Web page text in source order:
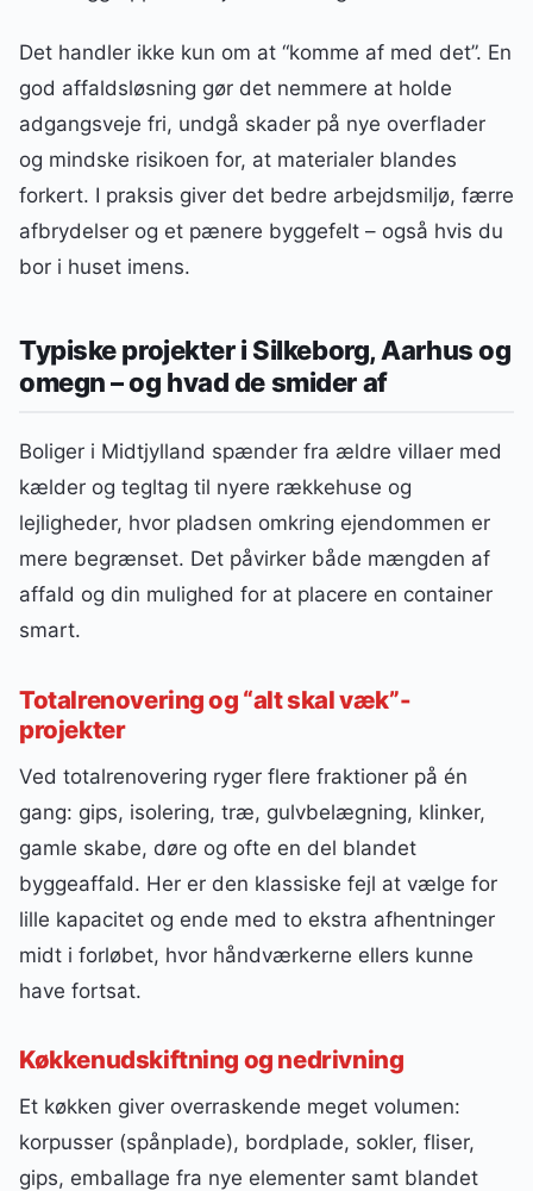
Det handler ikke kun om at “komme af med det”. En
god affaldsløsning gør det nemmere at holde
adgangsveje fri, undgå skader på nye overflader
og mindske risikoen for, at materialer blandes
forkert. I praksis giver det bedre arbejdsmiljø, færre
afbrydelser og et pænere byggefelt – også hvis du
bor i huset imens.
Typiske projekter i Silkeborg, Aarhus og
omegn – og hvad de smider af
Boliger i Midtjylland spænder fra ældre villaer med
kælder og tegltag til nyere rækkehuse og
lejligheder, hvor pladsen omkring ejendommen er
mere begrænset. Det påvirker både mængden af
affald og din mulighed for at placere en container
smart.
Totalrenovering og “alt skal væk”-
projekter
Ved totalrenovering ryger flere fraktioner på én
gang: gips, isolering, træ, gulvbelægning, klinker,
gamle skabe, døre og ofte en del blandet
byggeaffald. Her er den klassiske fejl at vælge for
lille kapacitet og ende med to ekstra afhentninger
midt i forløbet, hvor håndværkerne ellers kunne
have fortsat.
Køkkenudskiftning og nedrivning
Et køkken giver overraskende meget volumen:
korpusser (spånplade), bordplade, sokler, fliser,
gips, emballage fra nye elementer samt blandet